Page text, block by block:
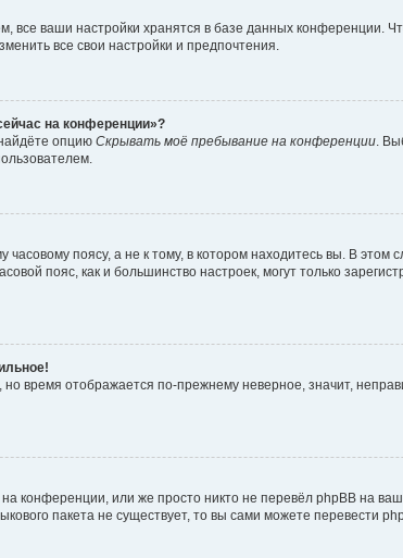
все ваши настройки хранятся в базе данных конференции.
все свои настройки и предпочтения.
на конференции»?
опцию Скрывать моё пребывание на конференции.
поясу, а не к тому, в котором находитесь вы. В этом
пояс, как и большинство настроек, могут только
но время отображается по-прежнему неверное, значит,
конференции, или же просто никто не перевёл phpBB на
пакета не существует, то вы сами можете